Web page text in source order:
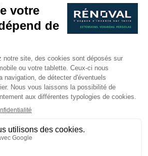
design
véranda
Véranda Extension Suisse | 26-27 Juin
une pergola aluminium
véranda sur mesure